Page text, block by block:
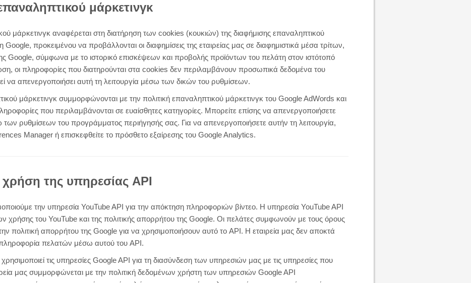
μάρκετινγκ
μάρκετινγκ αναφέρεται στη διατήρηση των cookies (κουκιών) της διαφήμισης επαναληπτικού
Google, προκειμένου να προβάλλονται οι διαφημίσεις της εταιρείας μας σε διαφημιστικά μέσα τρίτων,
Google, σύμφωνα με το ιστορικό επισκέψεων και προβολής προϊόντων του πελάτη στον ιστότοπό
οι πληροφορίες που διατηρούνται στα cookies δεν περιλαμβάνουν προσωπικά δεδομένα του
να απενεργοποιήσει αυτή τη λειτουργία μέσω των δικών του ρυθμίσεων.
μάρκετινγκ συμμορφώνονται με την πολιτική επαναληπτικού μάρκετινγκ του Google AdWords και
που περιλαμβάνονται σε ευαίσθητες κατηγορίες. Μπορείτε επίσης να απενεργοποιήσετε
των ρυθμίσεων του προγράμματος περιήγησής σας. Για να απενεργοποιήσετε αυτήν τη λειτουργία,
Manager ή επισκεφθείτε το πρόσθετο εξαίρεσης του Google Analytics.
χρήση της υπηρεσίας API
την υπηρεσία YouTube API για την απόκτηση πληροφοριών βίντεο. Η υπηρεσία YouTube API
χρήσης του YouTube και της πολιτικής απορρήτου της Google. Οι πελάτες συμφωνούν με τους όρους
πολιτική απορρήτου της Google για να χρησιμοποιήσουν αυτό το API. Η εταιρεία μας δεν αποκτά
πληροφορία πελατών μέσω αυτού του API.
τις υπηρεσίες Google API για τη διασύνδεση των υπηρεσιών μας με τις υπηρεσίες που
μας συμμορφώνεται με την πολιτική δεδομένων χρήστη των υπηρεσιών Google API